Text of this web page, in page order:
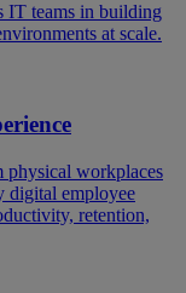
IT teams in building
at scale.
physical workplaces
digital employee
retention,